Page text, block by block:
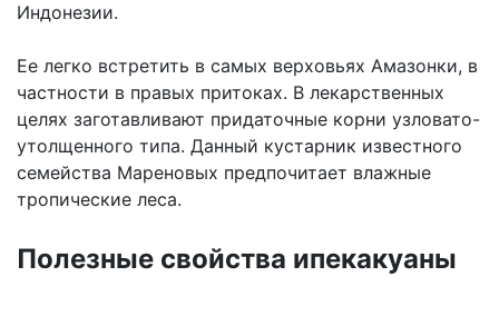
Индонезии.
Ее легко встретить в самых верховьях Амазонки, в
частности в правых притоках. В лекарственных
целях заготавливают придаточные корни узловато-
утолщенного типа. Данный кустарник известного
семейства Мареновых предпочитает влажные
тропические леса.
Полезные свойства ипекакуаны